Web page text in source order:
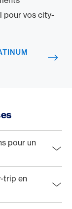
pour vos city-
pour un
trip en